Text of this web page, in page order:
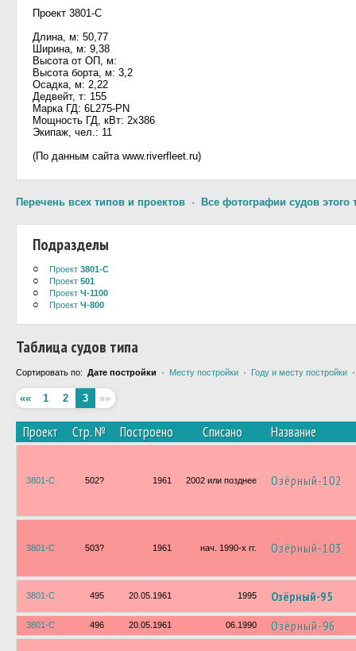
Проект 3801-С
Длина, м: 50,77
Ширина, м: 9,38
Высота от ОП, м:
Высота борта, м: 3,2
Осадка, м: 2,22
Дедвейт, т: 155
Марка ГД: 6L275-PN
Мощность ГД, кВт: 2x386
Экипаж, чел.: 11
(По данным сайта www.riverfleet.ru)
Перечень всех типов и проектов · Все фотографии судов этого
Подразделы
○ Проект 3801-С
○ Проект 501
○ Проект Ч-1100
○ Проект Ч-800
Таблица судов типа
Сортировать по: Дате постройки · Месту постройки · Году и месту постройки
«« 1 2 3 »»
Проект Стр. № Построено Списано Название
3801-С 502? 1961 2002 или позднее Озёрный-102
3801-С 503? 1961 нач. 1990-х гг. Озёрный-103
3801-С 495 20.05.1961 1995 Озёрный-95
3801-С 496 20.05.1961 06.1990 Озёрный-96